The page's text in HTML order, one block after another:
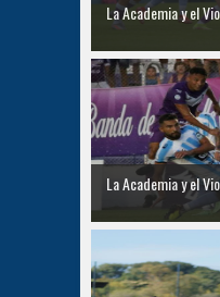
La Academia y el
La Academia y el